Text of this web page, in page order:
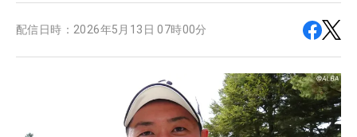
配信日時： 2026年5月13日 07時00分